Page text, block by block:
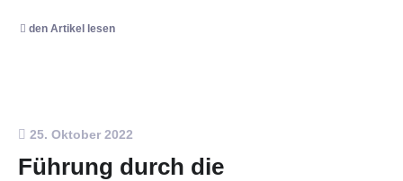
den Artikel lesen
25. Oktober 2022
Führung durch die